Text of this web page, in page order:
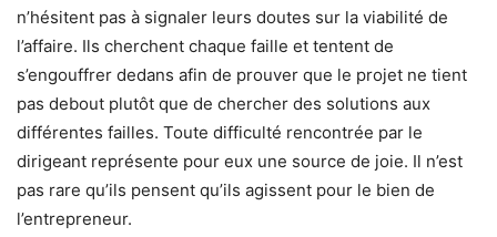
n’hésitent pas à signaler leurs doutes sur la viabilité de
l’affaire. Ils cherchent chaque faille et tentent de
s’engouffrer dedans afin de prouver que le projet ne tient
pas debout plutôt que de chercher des solutions aux
différentes failles. Toute difficulté rencontrée par le
dirigeant représente pour eux une source de joie. Il n’est
pas rare qu’ils pensent qu’ils agissent pour le bien de
l’entrepreneur.